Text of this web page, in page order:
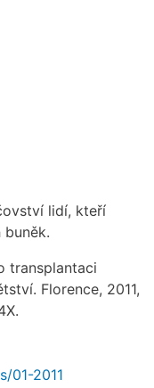
lidí, kteří
transplantaci
Florence, 2011,
01-2011